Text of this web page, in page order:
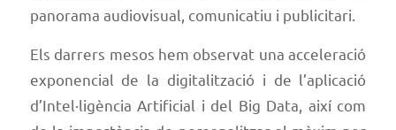
panorama audiovisual, comunicatiu i publicitari.
Els darrers mesos hem observat una acceleració
exponencial de la digitalització i de l’aplicació
d’Intel·ligència Artificial i del Big Data, així com